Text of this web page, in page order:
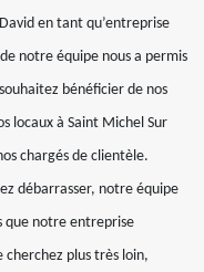
en tant qu’entreprise
notre équipe nous a permis
bénéficier de nos
locaux à Saint Michel Sur
chargés de clientèle.
débarrasser, notre équipe
que notre entreprise
plus très loin,